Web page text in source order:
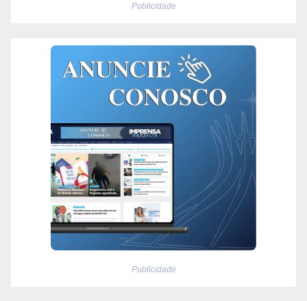
Publicidade
Publicidade